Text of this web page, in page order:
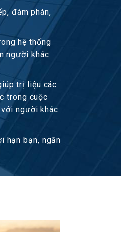
đàm phán,
hệ thống
người khác
trị liệu các
trong cuộc
người khác.
hạn bạn, ngăn